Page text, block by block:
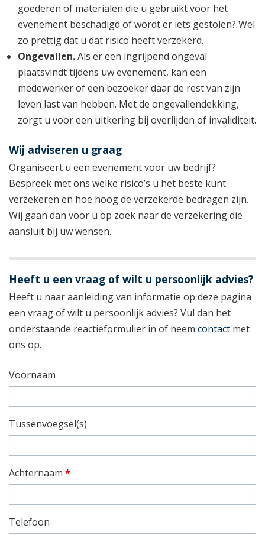
goederen of materialen die u gebruikt voor het
evenement beschadigd of wordt er iets gestolen? Wel
zo prettig dat u dat risico heeft verzekerd.
Ongevallen.Als er een ingrijpend ongeval
plaatsvindt tijdens uw evenement, kan een
medewerker of een bezoeker daar de rest van zijn
leven last van hebben. Met de ongevallendekking,
zorgt u voor een uitkering bij overlijden of invaliditeit.
Wij adviseren u graag
Organiseert u een evenement voor uw bedrijf?
Bespreek met ons welke risico’s u het beste kunt
verzekeren en hoe hoog de verzekerde bedragen zijn.
Wij gaan dan voor u op zoek naar de verzekering die
aansluit bij uw wensen.
Heeft u een vraag of wilt u persoonlijk advies?
Heeft u naar aanleiding van informatie op deze pagina
een vraag of wilt u persoonlijk advies? Vul dan het
onderstaande reactieformulier in of neem contact met
ons op.
Voornaam
Tussenvoegsel(s)
Achternaam *
Telefoon